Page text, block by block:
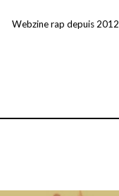
Webzine rap depuis 2012